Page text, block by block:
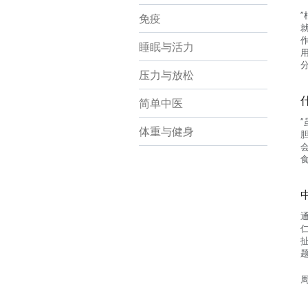
免疫
睡眠与活力
压力与放松
简单中医
体重与健身
”
”